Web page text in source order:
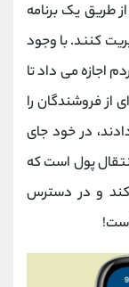
طریق یک برنامه
کنند. با وجود
اجازه می داد تا
از فروشندگان را
در خود جای
پول است که
و در دسترس